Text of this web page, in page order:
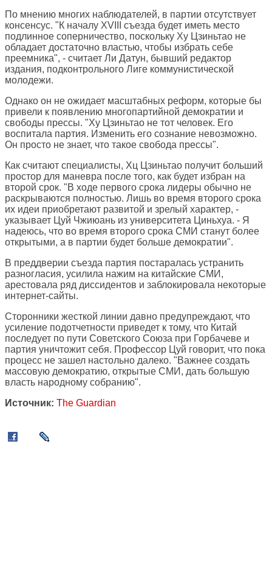
По мнению многих наблюдателей, в партии отсутствует
консенсус. "К началу XVIII съезда будет иметь место
подлинное соперничество, поскольку Ху Цзиньтао не
обладает достаточно властью, чтобы избрать себе
преемника", - считает Ли Датун, бывший редактор
издания, подконтрольного Лиге коммунистической
молодежи.
Однако он не ожидает масштабных реформ, которые бы
привели к появлению многопартийной демократии и
свободы прессы. "Ху Цзиньтао не тот человек. Его
воспитала партия. Изменить его сознание невозможно.
Он просто не знает, что такое свобода прессы".
Как считают специалисты, Хц Цзиньтао получит больший
простор для маневра после того, как будет избран на
второй срок. "В ходе первого срока лидеры обычно не
раскрываются полностью. Лишь во время второго срока
их идеи приобретают развитой и зрелый характер, -
указывает Цуй Чжиюань из университета Циньхуа. - Я
надеюсь, что во время второго срока СМИ станут более
открытыми, а в партии будет больше демократии".
В преддверии съезда партия постаралась устранить
разногласия, усилила нажим на китайские СМИ,
арестовала ряд диссидентов и заблокировала некоторые
интернет-сайты.
Сторонники жесткой линии давно предупреждают, что
усиление подотчетности приведет к тому, что Китай
последует по пути Советского Союза при Горбачеве и
партия уничтожит себя. Профессор Цуй говорит, что пока
процесс не зашел настольно далеко. "Важнее создать
массовую демократию, открытые СМИ, дать большую
власть народному собранию".
Источник: The Guardian